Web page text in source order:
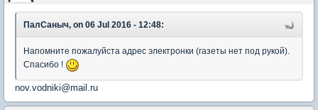
ПалСаныч, on 06 Jul 2016 - 12:48:
Напомните пожалуйста адрес электронки (газеты нет под рукой).
Спасибо !
nov.vodniki@mail.ru